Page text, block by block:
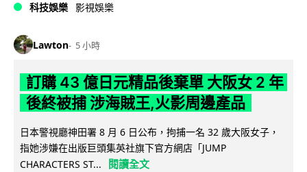
科技娛樂 影視娛樂
Lawton 5 小時
訂購 43 億日元精品後棄單 大阪女 2 年
後終被捕 涉海賊王,火影周邊產品
日本警視廳神田署 8 月 6 日公布，拘捕一名 32 歲大阪女子，
指她涉嫌在出版巨頭集英社旗下官方網店「JUMP
CHARACTERS ST...
閱讀全文